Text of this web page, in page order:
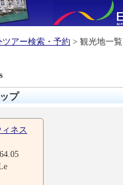
ツアー検索・予約 > 観光地一覧
プ
ネス